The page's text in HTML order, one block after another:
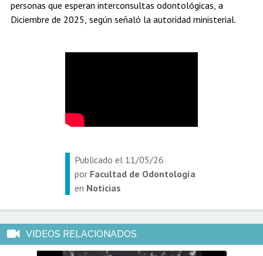
personas que esperan interconsultas odontológicas, a
Diciembre de 2025, según señaló la autoridad ministerial.
Publicado el 11/05/26
por Facultad de Odontología
en Noticias